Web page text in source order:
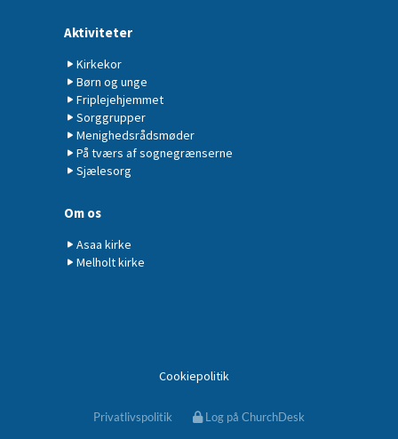
Aktiviteter
Kirkekor
Børn og unge
Friplejehjemmet
Sorggrupper
Menighedsrådsmøder
På tværs af sognegrænserne
Sjælesorg
Om os
Asaa kirke
Melholt kirke
Cookiepolitik
Privatlivspolitik Log på ChurchDesk